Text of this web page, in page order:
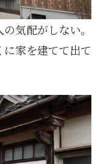
気配がしない。
家を建てて出て